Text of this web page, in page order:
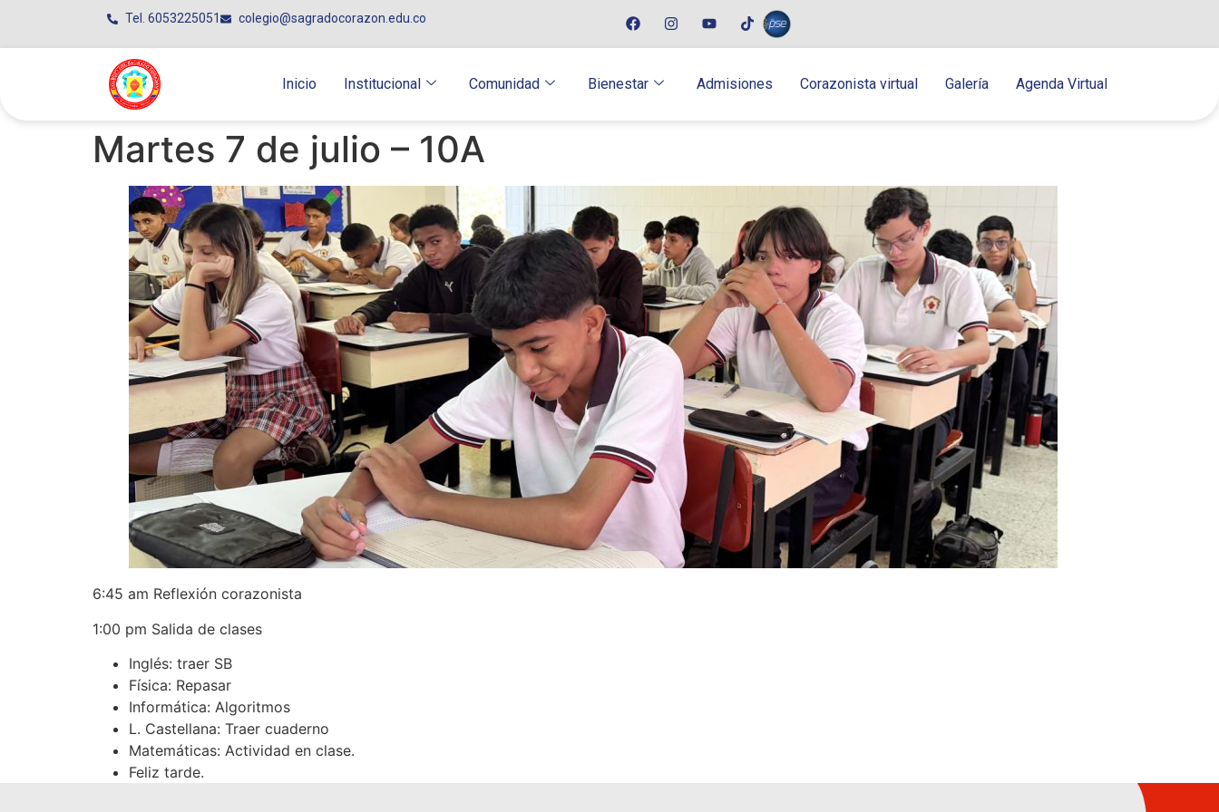
Tel. 6053225051 colegio@sagradocorazon.edu.co
Inicio Institucional Comunidad Bienestar Admisiones Corazonista virtual Galería Agenda Virtual
Martes 7 de julio – 10A
6:45 am Reflexión corazonista
1:00 pm Salida de clases
Inglés: traer SB
Física: Repasar
Informática: Algoritmos
L. Castellana: Traer cuaderno
Matemáticas: Actividad en clase.
Feliz tarde.